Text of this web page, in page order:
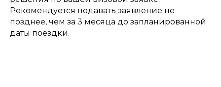
Рекомендуется подавать заявление не
позднее, чем за 3 месяца до запланированной
даты поездки.